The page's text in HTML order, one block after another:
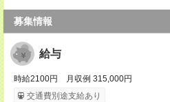
募集情報
給与
時給2100円 月収例 315,000円
交通費別途支給あり